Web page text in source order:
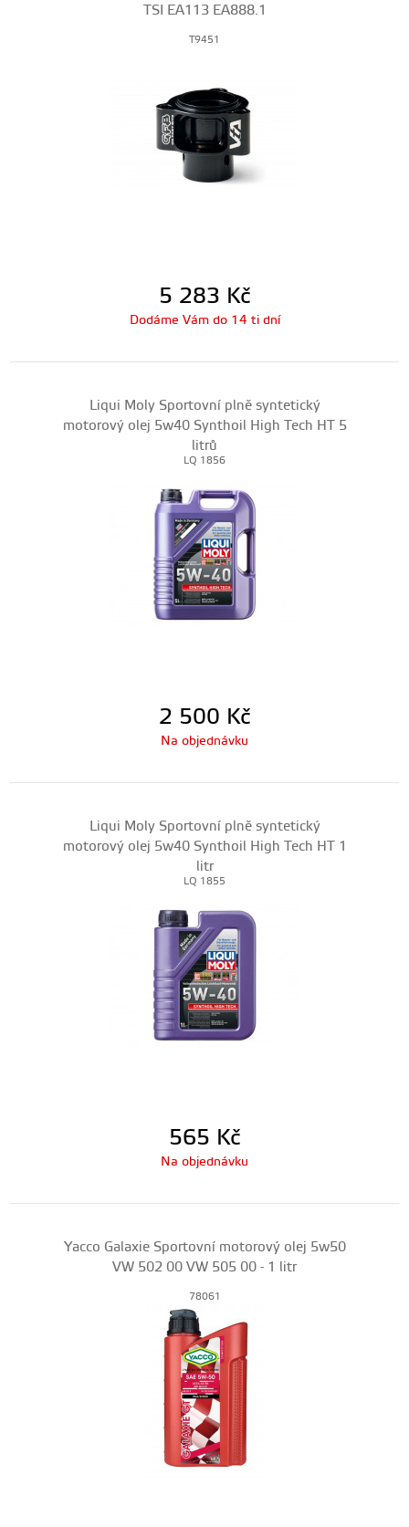
TSI EA113 EA888.1
T9451
5 283 Kč
Dodáme Vám do 14 ti dní
Liqui Moly Sportovní plně syntetický
motorový olej 5w40 Synthoil High Tech HT 5
litrů
LQ 1856
2 500 Kč
Na objednávku
Liqui Moly Sportovní plně syntetický
motorový olej 5w40 Synthoil High Tech HT 1
litr
LQ 1855
565 Kč
Na objednávku
Yacco Galaxie Sportovní motorový olej 5w50
VW 502 00 VW 505 00 - 1 litr
78061